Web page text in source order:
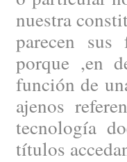
nuestra
parecen
porque ,en
función de
ajenos
tecnología
títulos